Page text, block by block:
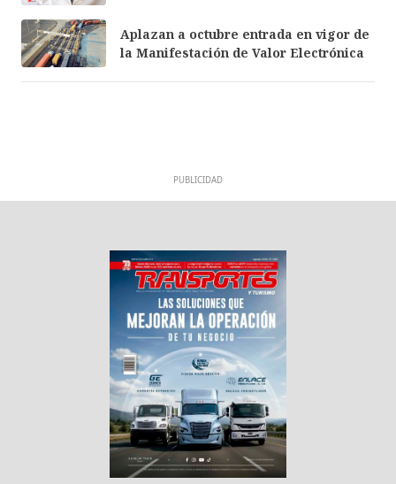
Aplazan a octubre entrada en vigor de
la Manifestación de Valor Electrónica
PUBLICIDAD